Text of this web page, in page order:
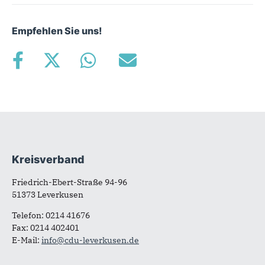
Empfehlen Sie uns!
Fußbereich
Kreisverband
Friedrich-Ebert-Straße 94-96
51373 Leverkusen
Telefon: 0214 41676
Fax: 0214 402401
E-Mail: info@cdu-leverkusen.de